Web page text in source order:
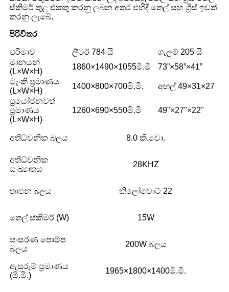
ස්කිමර් තුළ එකතු කරනු ලබන අතර එහිදී තෙල් සහ ග්‍රීස් ඉවත්
කරනු ලැබේ.
පිරිවිතර
පරිමාව ලීටර් 784 යි
ගැලුම් 205 යි
මානයන්
(L×W×H)
1860×1490×1055මි.මී
73”×58”×41”
ටැංකි ප්‍රමාණය
(L×W×H)
1400×800×700මි.මී.
අඟල් 49×31×27
ප්‍රයෝජනවත්
ප්‍රමාණය
(L×W×H)
1260×690×550මි.මී 49"×27"×22"
අතිධ්වනික බලය 8.0 කි.වො.
අතිධ්වනික
සංඛ්‍යාතය
28KHZ
තාපන බලය කිලෝවොට් 22
තෙල් ස්කීමර් (W) 15W
සංසරණ පොම්ප
බලය
200W බලය
ඇසුරුම් ප්‍රමාණය
(මි.මී.)
1965×1800×1400මි.මී.